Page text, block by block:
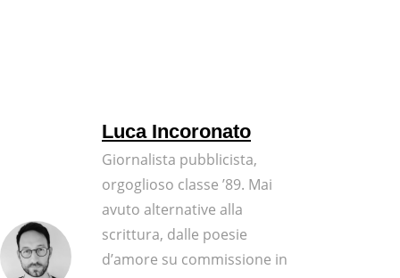
Luca Incoronato
Giornalista pubblicista,
orgoglioso classe ’89. Mai
avuto alternative alla
scrittura, dalle poesie
d’amore su commissione in